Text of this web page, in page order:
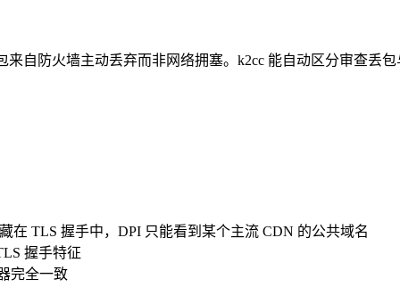
来自防火墙主动丢弃而非网络拥塞。k2cc 能自动区分审查丢
在 TLS 握手中，DPI 只能看到某个主流 CDN 的公共域名
握手特征
完全一致